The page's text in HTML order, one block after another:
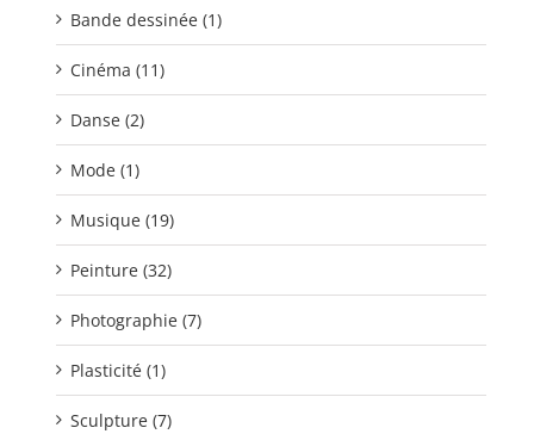
Bande dessinée (1)
Cinéma (11)
Danse (2)
Mode (1)
Musique (19)
Peinture (32)
Photographie (7)
Plasticité (1)
Sculpture (7)